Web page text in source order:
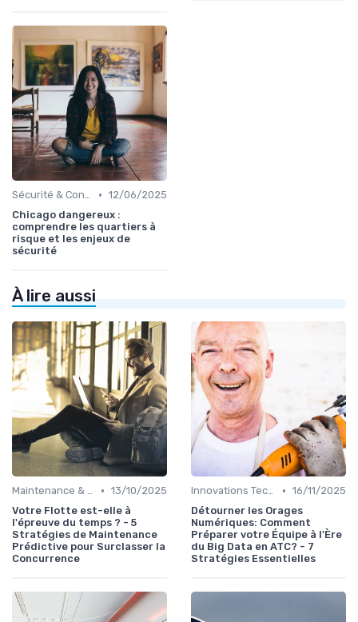
Sécurité & Conformité • 12/06/2025
Chicago dangereux :
comprendre les quartiers à
risque et les enjeux de
sécurité
À lire aussi
Maintenance & Entretien • 13/10/2025
Votre Flotte est-elle à
l'épreuve du temps ? - 5
Stratégies de Maintenance
Prédictive pour Surclasser la
Concurrence
Innovations Technologiques • 16/11/2025
Détourner les Orages
Numériques: Comment
Préparer votre Équipe à l'Ère
du Big Data en ATC? - 7
Stratégies Essentielles